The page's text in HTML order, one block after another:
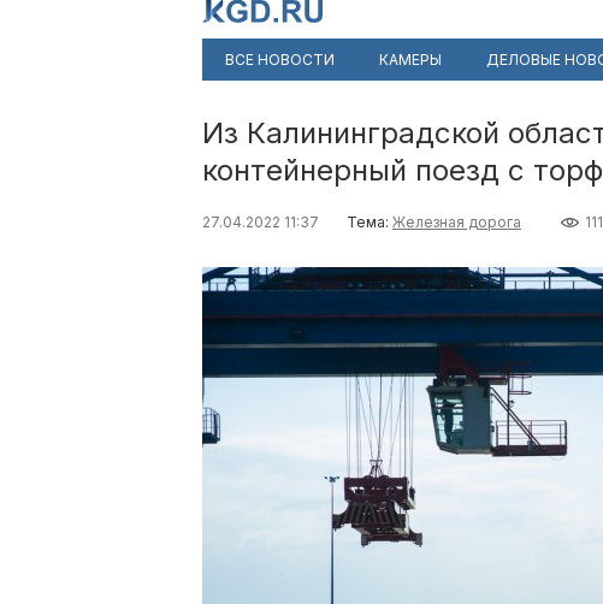
ВСЕ НОВОСТИ КАМЕРЫ ДЕЛОВЫЕ
Из Калининградской
контейнерный поезд с
27.04.2022 11:37 Тема: Железная дорога